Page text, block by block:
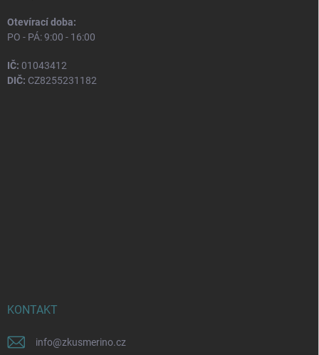
Otevírací doba:
PO - PÁ: 9:00 - 16:00
IČ: 01043412
DIČ: CZ8255231182
KONTAKT
info@zkusmerino.cz